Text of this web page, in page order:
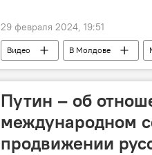
29 февраля 2024, 19:51
Видео В Молдове
пассажироперевозки
Путин – об
международном
продвижении